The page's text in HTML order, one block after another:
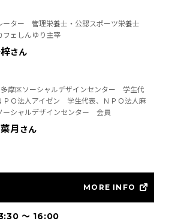
ーター 管理栄養士・公認スポーツ栄養士
フェしんゆり主宰
さん
摩区ソーシャルデザインセンター 学生代
ＰＯ法人アイゼン 学生代表、ＮＰＯ法人麻
ーシャルデザインセンター 会員
月さん
MORE INFO
〜 16:00